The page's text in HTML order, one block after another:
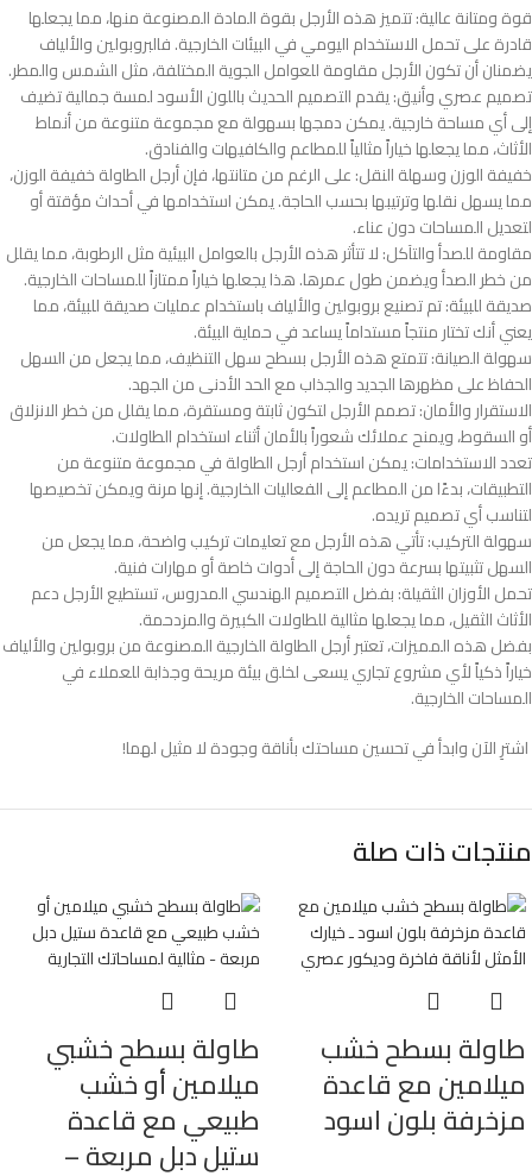
قوة ومتانة عالية: تتميز هذه الأرجل بقوة المادة المصنوعة منها، مما يجعلها
قادرة على تحمل الاستخدام اليومي في البيئات الخارجية. فالبروبولين والألياف
يضمنان أن تكون الأرجل مقاومة للعوامل الجوية المختلفة، مثل الشمس والمطر.
تصميم عصري وأنيق: يقدم التصميم الحديث باللون الأسود لمسة جمالية تضيف
إلى أي مساحة خارجية. يمكن دمجها بسهولة مع مجموعة متنوعة من أنماط
الأثاث، مما يجعلها خياراً مثالياً للمطاعم والكافيهات والفنادق.
خفيفة الوزن وسهلة النقل: على الرغم من متانتها، فإن أرجل الطاولة خفيفة الوزن،
مما يسهل نقلها وترتيبها بحسب الحاجة. يمكن استخدامها في أحداث مؤقتة أو
لتعديل المساحات دون عناء.
مقاومة للصدأ والتآكل: لا تتأثر هذه الأرجل بالعوامل البيئية مثل الرطوبة، مما يقلل
من خطر الصدأ ويضمن طول عمرها. هذا يجعلها خياراً ممتازاً للمساحات الخارجية.
صديقة للبيئة: تم تصنيع بروبولين والألياف باستخدام عمليات صديقة للبيئة، مما
يعني أنك تختار منتجاً مستداماً يساعد في حماية البيئة.
سهولة الصيانة: تتمتع هذه الأرجل بسطح سهل التنظيف، مما يجعل من السهل
الحفاظ على مظهرها الجديد والجذاب مع الحد الأدنى من الجهد.
الاستقرار والأمان: تصمم الأرجل لتكون ثابتة ومستقرة، مما يقلل من خطر الانزلاق
أو السقوط، ويمنح عملائك شعوراً بالأمان أثناء استخدام الطاولات.
تعدد الاستخدامات: يمكن استخدام أرجل الطاولة في مجموعة متنوعة من
التطبيقات، بدءًا من المطاعم إلى الفعاليات الخارجية. إنها مرنة ويمكن تخصيصها
لتناسب أي تصميم تريده.
سهولة التركيب: تأتي هذه الأرجل مع تعليمات تركيب واضحة، مما يجعل من
السهل تثبيتها بسرعة دون الحاجة إلى أدوات خاصة أو مهارات فنية.
تحمل الأوزان الثقيلة: بفضل التصميم الهندسي المدروس، تستطيع الأرجل دعم
الأثاث الثقيل، مما يجعلها مثالية للطاولات الكبيرة والمزدحمة.
بفضل هذه المميزات، تعتبر أرجل الطاولة الخارجية المصنوعة من بروبولين والألياف
خياراً ذكياً لأي مشروع تجاري يسعى لخلق بيئة مريحة وجذابة للعملاء في
المساحات الخارجية.
اشترِ الآن وابدأ في تحسين مساحتك بأناقة وجودة لا مثيل لهما!
منتجات ذات صلة
طاولة بسطح خشب
ميلامين مع قاعدة
مزخرفة بلون اسود
طاولة بسطح خشبي
ميلامين أو خشب
طبيعي مع قاعدة
ستيل دبل مربعة –